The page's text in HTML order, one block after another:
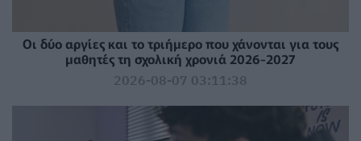
Οι δύο αργίες και το τριήμερο που χάνονται για τους
μαθητές τη σχολική χρονιά 2026-2027
2026-08-07 03:11:38